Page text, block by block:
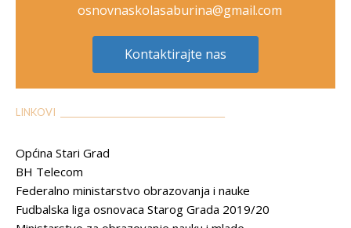
osnovnaskolasaburina@gmail.com
Kontaktirajte nas
LINKOVI __________________________________________
Općina Stari Grad
BH Telecom
Federalno ministarstvo obrazovanja i nauke
Fudbalska liga osnovaca Starog Grada 2019/20